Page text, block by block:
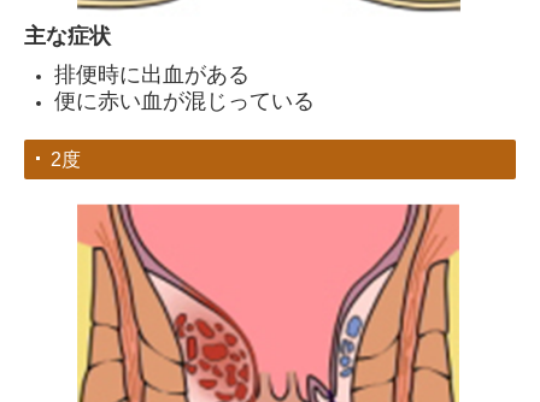
主な症状
排便時に出血がある
便に赤い血が混じっている
2度